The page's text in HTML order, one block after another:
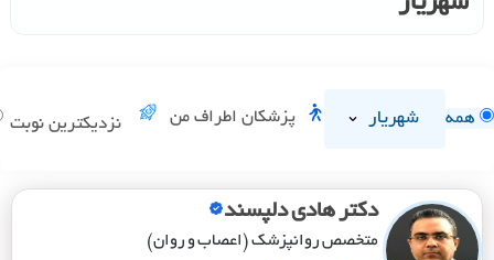
همه شهریار پزشکان اطراف من نزدیکترین نوبت
دکتر هادی دلپسند
متخصص روانپزشک (اعصاب و روان)